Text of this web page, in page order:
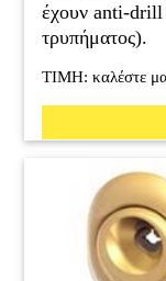
έχουν anti-drill
τρυπήματος).
ΤΙΜΗ: καλέστε